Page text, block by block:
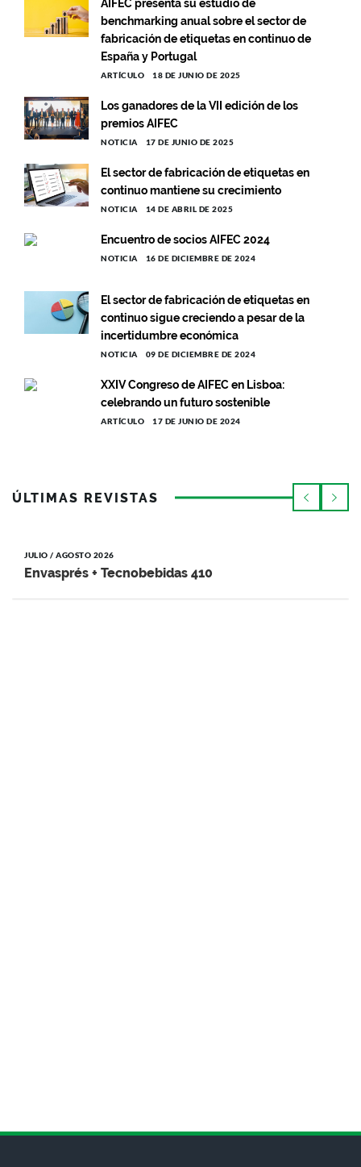
AIFEC presenta su estudio de
benchmarking anual sobre el sector de
fabricación de etiquetas en continuo de
España y Portugal
ARTÍCULO 18 DE JUNIO DE 2025
Los ganadores de la VII edición de los
premios AIFEC
NOTICIA 17 DE JUNIO DE 2025
El sector de fabricación de etiquetas en
continuo mantiene su crecimiento
NOTICIA 14 DE ABRIL DE 2025
Encuentro de socios AIFEC 2024
NOTICIA 16 DE DICIEMBRE DE 2024
El sector de fabricación de etiquetas en
continuo sigue creciendo a pesar de la
incertidumbre económica
NOTICIA 09 DE DICIEMBRE DE 2024
XXIV Congreso de AIFEC en Lisboa:
celebrando un futuro sostenible
ARTÍCULO 17 DE JUNIO DE 2024
ÚLTIMAS REVISTAS
JULIO / AGOSTO 2026
Envasprés + Tecnobebidas 410